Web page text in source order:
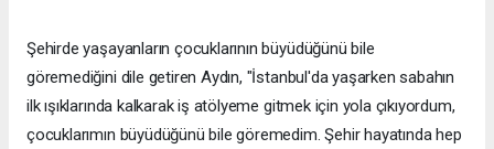
Şehirde yaşayanların çocuklarının büyüdüğünü bile
göremediğini dile getiren Aydın, "İstanbul'da yaşarken sabahın
ilk ışıklarında kalkarak iş atölyeme gitmek için yola çıkıyordum,
çocuklarımın büyüdüğünü bile göremedim. Şehir hayatında hep